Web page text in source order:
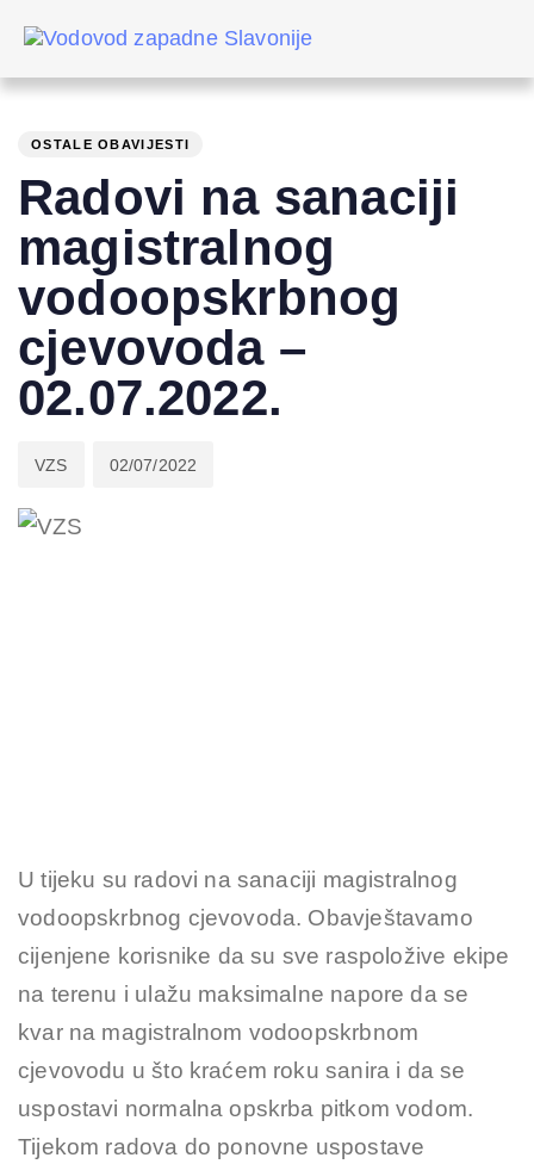
links to
primary
Skip
to
content
OSTALE OBAVIJESTI
Radovi na sanaciji
magistralnog
vodoopskrbnog
cjevovoda –
02.07.2022.
VZS 02/07/2022
U tijeku su radovi na sanaciji magistralnog
vodoopskrbnog cjevovoda. Obavještavamo
cijenjene korisnike da su sve raspoložive ekipe
na terenu i ulažu maksimalne napore da se
kvar na magistralnom vodoopskrbnom
cjevovodu u što kraćem roku sanira i da se
uspostavi normalna opskrba pitkom vodom.
Tijekom radova do ponovne uspostave